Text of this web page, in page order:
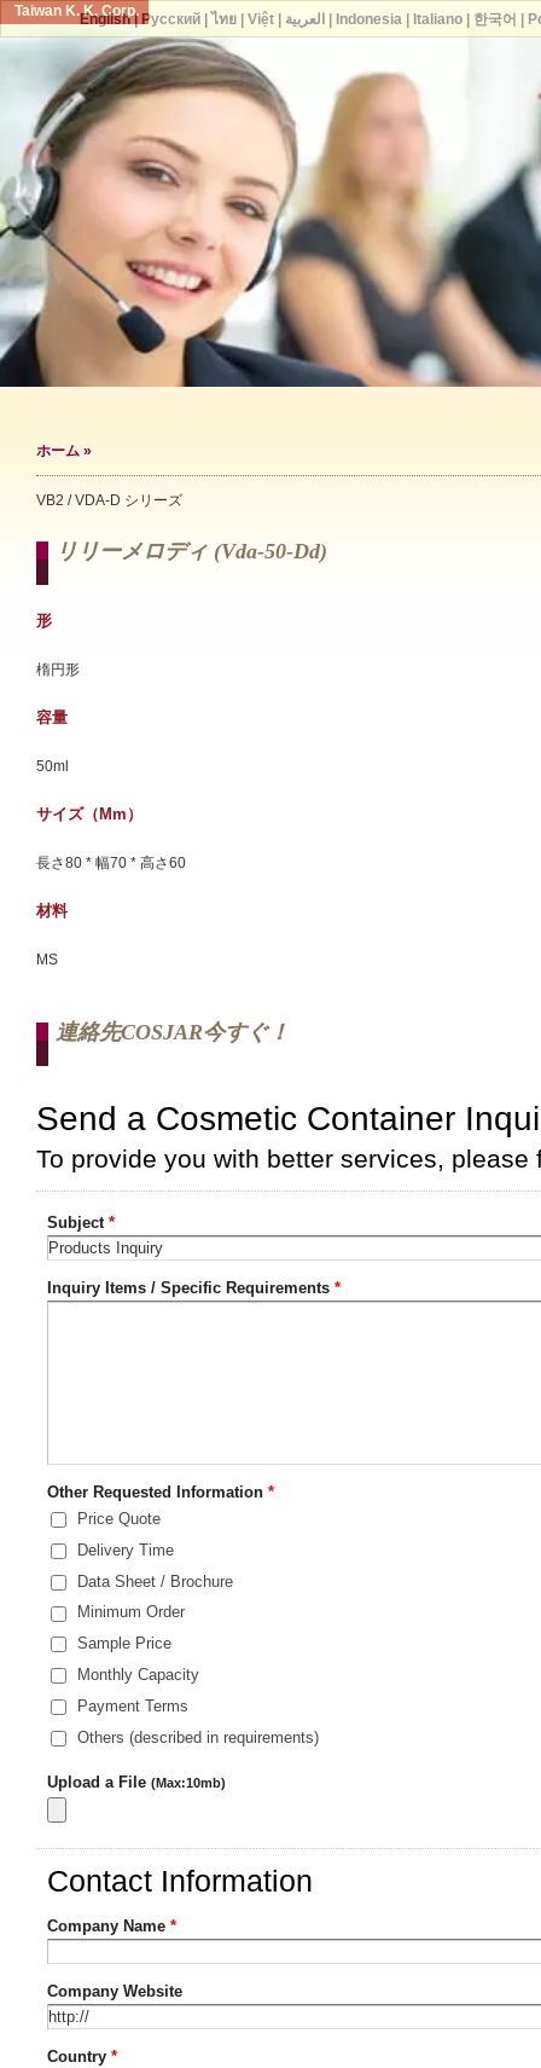
Taiwan K. K. Corp.
ホーム »
VB2 / VDA-D シリーズ
リリーメロディ (vda-50-Dd)
形
楕円形
容量
50ml
サイズ（mm）
長さ80 * 幅70 * 高さ60
材料
MS
連絡先COSJAR今すぐ！
English| Русский| ไทย| Việt| العربية Indonesia| Italiano| 한국어